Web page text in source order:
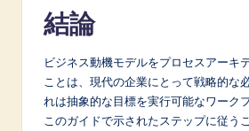
結論
ビジネス動機モデルをプロセスアーキ
ことは、現代の企業にとって戦略的な
れは抽象的な目標を実行可能なワーク
このガイドで示されたステップに従う